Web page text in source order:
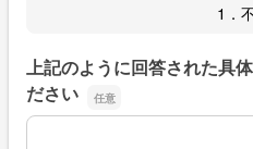
1．
上記のように回答された具
ださい
上記のように回答された具